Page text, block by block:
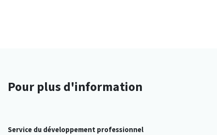
Pour plus d'information
Service du développement professionnel